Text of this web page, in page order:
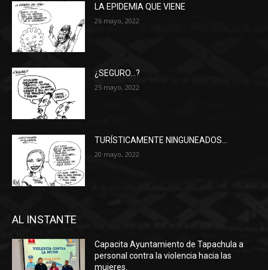
LA EPIDEMIA QUE VIENE
26 mayo, 2022
¿SEGURO…?
25 mayo, 2022
TURÍSTICAMENTE NINGUNEADOS…
20 mayo, 2022
AL INSTANTE
Capacita Ayuntamiento de Tapachula a
personal contra la violencia hacia las
mujeres.